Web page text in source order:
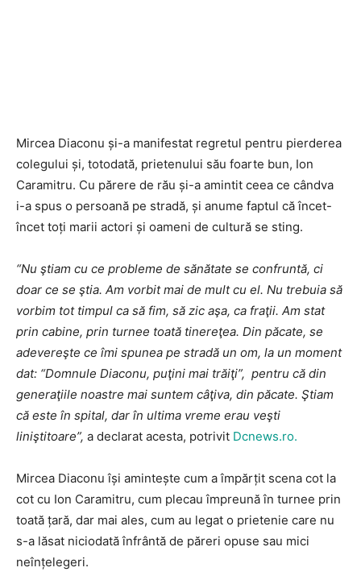
Mircea Diaconu și-a manifestat regretul pentru pierderea
colegului și, totodată, prietenului său foarte bun, Ion
Caramitru. Cu părere de rău și-a amintit ceea ce cândva
i-a spus o persoană pe stradă, și anume faptul că încet-
încet toți marii actori și oameni de cultură se sting.
“Nu ştiam cu ce probleme de sănătate se confruntă, ci
doar ce se ştia. Am vorbit mai de mult cu el. Nu trebuia să
vorbim tot timpul ca să fim, să zic aşa, ca fraţii. Am stat
prin cabine, prin turnee toată tinereţea. Din păcate, se
adevereşte ce îmi spunea pe stradă un om, la un moment
dat: “Domnule Diaconu, puţini mai trăiţi”, pentru că din
generaţiile noastre mai suntem câţiva, din păcate. Ştiam
că este în spital, dar în ultima vreme erau veşti
liniştitoare”, a declarat acesta, potrivit Dcnews.ro.
Mircea Diaconu își amintește cum a împărțit scena cot la
cot cu Ion Caramitru, cum plecau împreună în turnee prin
toată țară, dar mai ales, cum au legat o prietenie care nu
s-a lăsat niciodată înfrântă de păreri opuse sau mici
neînțelegeri.